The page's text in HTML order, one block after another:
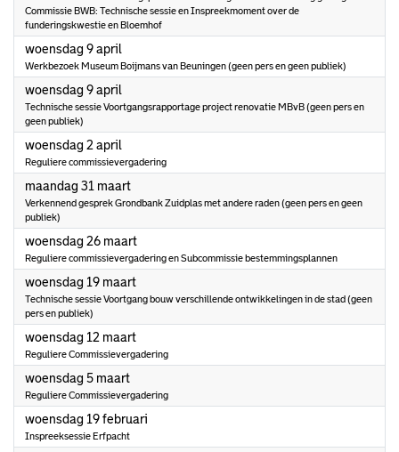
Commissie BWB: Technische sessie en Inspreekmoment over de
funderingskwestie en Bloemhof
woensdag 9 april
Werkbezoek Museum Boijmans van Beuningen (geen pers en geen publiek)
woensdag 9 april
Technische sessie Voortgangsrapportage project renovatie MBvB (geen pers en
geen publiek)
woensdag 2 april
Reguliere commissievergadering
maandag 31 maart2025
Verkennend gesprek Grondbank Zuidplas met andere raden (geen pers en geen
publiek)
woensdag 26 maart2025
Reguliere commissievergadering en Subcommissie bestemmingsplannen
woensdag 19 maart2025
Technische sessie Voortgang bouw verschillende ontwikkelingen in de stad (geen
pers en publiek)
woensdag 12 maart2025
Reguliere Commissievergadering
woensdag 5 maart2025
Reguliere Commissievergadering
woensdag 19 februari
Inspreeksessie Erfpacht